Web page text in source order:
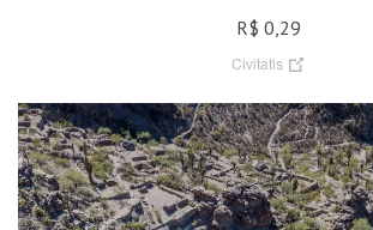
R$ 0,29
Civitatis